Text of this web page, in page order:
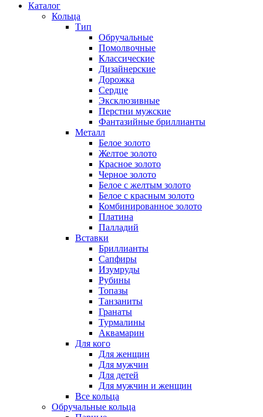
Каталог
Кольца
Тип
Обручальные
Помолвочные
Классические
Дизайнерские
Дорожка
Сердце
Эксклюзивные
Перстни мужские
Фантазийные бриллианты
Металл
Белое золото
Желтое золото
Красное золото
Черное золото
Белое с желтым золото
Белое с красным золото
Комбинированное золото
Платина
Палладий
Вставки
Бриллианты
Сапфиры
Изумруды
Рубины
Топазы
Танзаниты
Гранаты
Турмалины
Аквамарин
Для кого
Для женщин
Для мужчин
Для детей
Для мужчин и женщин
Все кольца
Обручальные кольца